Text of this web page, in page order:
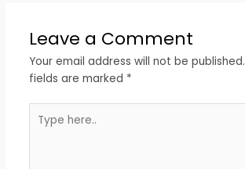
Leave a Comment
Your email address will not be published.
fields are marked *
here..